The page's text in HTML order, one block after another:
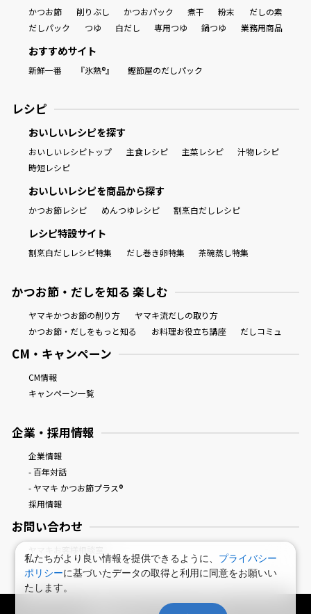
かつお節 削りぶし かつおパック 煮干 粉末
だしの素
だしパック
つゆ 白だし 専用つゆ 鍋つゆ 業務用商品
おすすめサイト
新鮮一番 『氷熟®』 鰹節屋のだしパック
レシピ
おいしいレシピを探す
おいしいレシピトップ 主食レシピ 主菜レシピ
汁物レシピ
時短レシピ
おいしいレシピを商品から探す
かつお節レシピ めんつゆレシピ 割烹白だしレシピ
レシピ特設サイト
割烹白だしレシピ特集 だし巻き卵特集 茶碗蒸し特集
かつお節・だしを知る 楽しむ
ヤマキかつお節の削り方
ヤマキ流だしの取り方
かつお節・だしをもっと知る
お料理お役立ち講座 だしコミュ
CM・キャンペーン
CM情報
キャンペーン一覧
企業・採用情報
企業情報
- 百年対話
- ヤマキ かつお節プラス®
採用情報
お問い合わせ
鰹節屋・だし屋、ヤマキ。 : HOME
私たちがより良い情報を提供できるように、 プライバシー
ポリシーに基づいたデータの取得と利用に同意をお願いい
たします。